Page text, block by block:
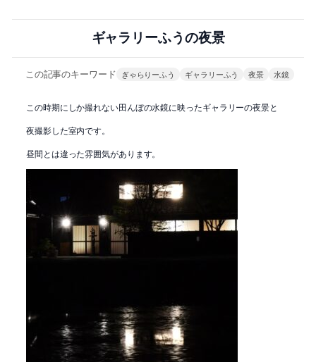
ギャラリーふうの夜景
この記事のキーワード ぎゃらりーふう ギャラリーふう 夜景 水鏡
この時期にしか撮れない田んぼの水鏡に映ったギャラリーの夜景と
夜撮影した室内です。
昼間とは違った雰囲気があります。